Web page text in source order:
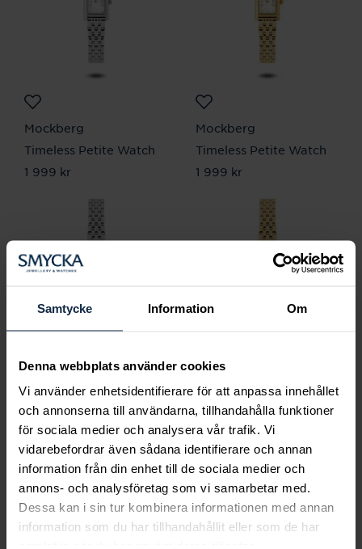
Samtycke Information Om
Denna webbplats använder cookies
Vi använder enhetsidentifierare för att anpassa innehållet
och annonserna till användarna, tillhandahålla funktioner
för sociala medier och analysera vår trafik. Vi
vidarebefordrar även sådana identifierare och annan
information från din enhet till de sociala medier och
annons- och analysföretag som vi samarbetar med.
Dessa kan i sin tur kombinera informationen med annan
information som du har tillhandahållit eller som de har
Mockberg
Timeless Petite Watch
Pris:1 999 kr
1 999 kr
Mockberg
Timeless Petite Watch
Pris:1 999 kr
1 999 kr
Mockberg
Timeless Petite Noir
Watch
Pris:1 999 kr
1 999 kr
Mockberg
Timeless Petite Noir
Watch
Pris:1 999 kr
1 999 kr
Autumn Icons Drop